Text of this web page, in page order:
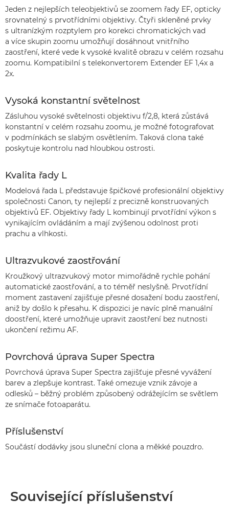
Jeden z nejlepších teleobjektivů se zoomem řady EF, opticky
srovnatelný s prvotřídními objektivy. Čtyři skleněné prvky
s ultranízkým rozptylem pro korekci chromatických vad
a více skupin zoomu umožňují dosáhnout vnitřního
zaostření, které vede k vysoké kvalitě obrazu v celém rozsahu
zoomu. Kompatibilní s telekonvertorem Extender EF 1,4x a
2x.
Vysoká konstantní světelnost
Zásluhou vysoké světelnosti objektivu f/2,8, která zůstává
konstantní v celém rozsahu zoomu, je možné fotografovat
v podmínkách se slabým osvětlením. Taková clona také
poskytuje kontrolu nad hloubkou ostrosti.
Kvalita řady L
Modelová řada L představuje špičkové profesionální objektivy
společnosti Canon, ty nejlepší z precizně konstruovaných
objektivů EF. Objektivy řady L kombinují prvotřídní výkon s
vynikajícím ovládáním a mají zvýšenou odolnost proti
prachu a vlhkosti.
Ultrazvukové zaostřování
Kroužkový ultrazvukový motor mimořádně rychle pohání
automatické zaostřování, a to téměř neslyšně. Prvotřídní
moment zastavení zajišťuje přesné dosažení bodu zaostření,
aniž by došlo k přesahu. K dispozici je navíc plně manuální
doostření, které umožňuje upravit zaostření bez nutnosti
ukončení režimu AF.
Povrchová úprava Super Spectra
Povrchová úprava Super Spectra zajišťuje přesné vyvážení
barev a zlepšuje kontrast. Také omezuje vznik závoje a
odlesků – běžný problém způsobený odrážejícím se světlem
ze snímače fotoaparátu.
Příslušenství
Součástí dodávky jsou sluneční clona a měkké pouzdro.
Související příslušenství